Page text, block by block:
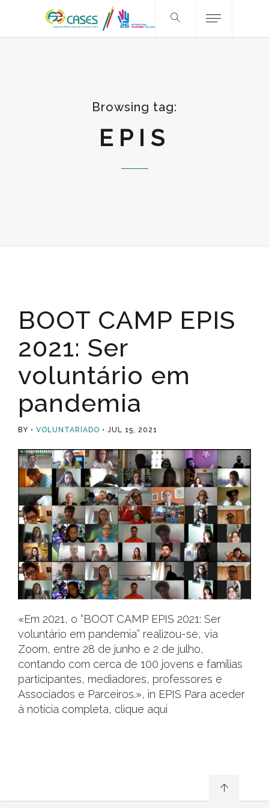
Browsing tag:
EPIS
BOOT CAMP EPIS
2021: Ser
voluntário em
pandemia
BY VOLUNTARIADO JUL 15, 2021
«Em 2021, o “BOOT CAMP EPIS 2021: Ser
voluntário em pandemia” realizou-se, via
Zoom, entre 28 de junho e 2 de julho,
contando com cerca de 100 jovens e famílias
participantes, mediadores, professores e
Associados e Parceiros.», in EPIS Para aceder
à notícia completa, clique aqui